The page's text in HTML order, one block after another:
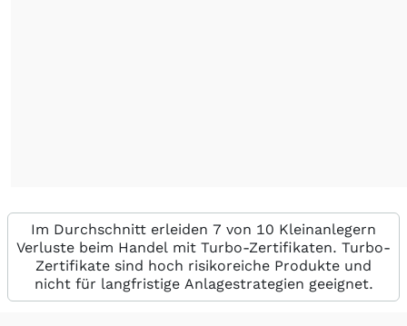
Im Durchschnitt erleiden 7 von 10 Kleinanlegern
Verluste beim Handel mit Turbo-Zertifikaten. Turbo-
Zertifikate sind hoch risikoreiche Produkte und
nicht für langfristige Anlagestrategien geeignet.